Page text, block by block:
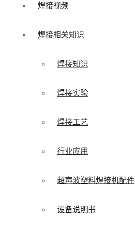
焊接视频
焊接相关知识
焊接知识
焊接实验
焊接工艺
行业应用
超声波塑料焊接机配件
设备说明书